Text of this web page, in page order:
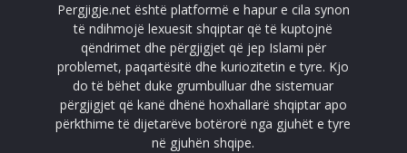
Pergjigje.net është platformë e hapur e cila synon
të ndihmojë lexuesit shqiptar që të kuptojnë
qëndrimet dhe përgjigjet që jep Islami për
problemet, paqartësitë dhe kuriozitetin e tyre. Kjo
do të bëhet duke grumbulluar dhe sistemuar
përgjigjet që kanë dhënë hoxhallarë shqiptar apo
përkthime të dijetarëve botërorë nga gjuhët e tyre
në gjuhën shqipe.